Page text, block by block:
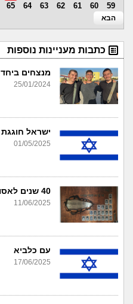
59
60
61
62
63
64
65
הבא
כתבות מעניינות נוספות
מנצחים ביחד
25/01/2024
ישראל חוגגת 77
01/05/2025
40 שנים לאסון הבונים
11/06/2025
עם כלביא
17/06/2025